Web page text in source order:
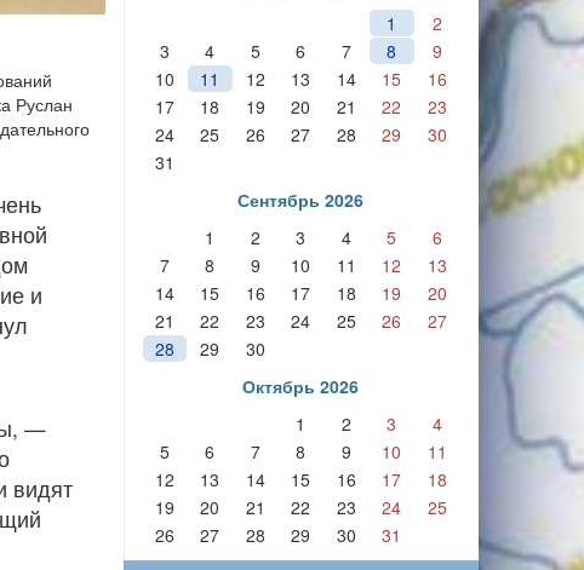
Руслан
и
—
видят
1
2
3
4 5 6 7 8
9
10
11 12 13 14 15
16
17
18 19 20 21 22
23
24
25 26 27 28 29
30
31
Сентябрь 2026
1
2 3 4 5
6
7
8 9 10 11 12
13
14
15 16 17 18 19
20
21
22 23 24 25 26
27
28
29
30
Октябрь 2026
1
2 3
4
5
6 7 8 9 10
11
12
13 14 15 16 17
18
19
20 21 22 23 24
25
26
27 28 29 30 31